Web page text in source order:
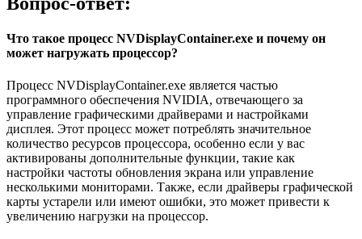
Что такое процесс NVDisplayContainer.exe и почему он
может нагружать процессор?
Процесс NVDisplayContainer.exe является частью
программного обеспечения NVIDIA, отвечающего за
управление графическими драйверами и настройками
дисплея. Этот процесс может потреблять значительное
количество ресурсов процессора, особенно если у вас
активированы дополнительные функции, такие как
настройки частоты обновления экрана или управление
несколькими мониторами. Также, если драйверы графической
карты устарели или имеют ошибки, это может привести к
увеличению нагрузки на процессор.